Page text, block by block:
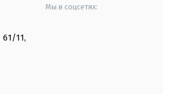
61/11,
Мы в соцсетях: